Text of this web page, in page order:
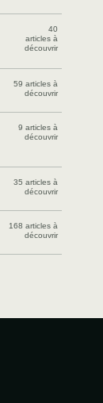
40
articles à
découvrir
59 articles à
découvrir
9 articles à
découvrir
35 articles à
découvrir
168 articles à
découvrir